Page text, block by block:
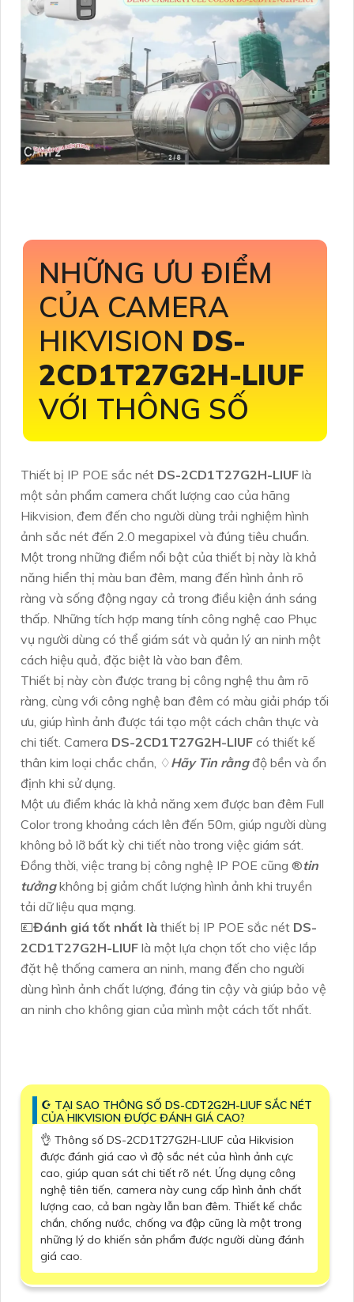
NHỮNG ƯU ĐIỂM
CỦA CAMERA
HIKVISION DS-
2CD1T27G2H-LIUF
VỚI THÔNG SỐ
Thiết bị IP POE sắc nét DS-2CD1T27G2H-LIUF là
một sản phẩm camera chất lượng cao của hãng
Hikvision, đem đến cho người dùng trải nghiệm hình
ảnh sắc nét đến 2.0 megapixel và đúng tiêu chuẩn.
Một trong những điểm nổi bật của thiết bị này là khả
năng hiển thị màu ban đêm, mang đến hình ảnh rõ
ràng và sống động ngay cả trong điều kiện ánh sáng
thấp. Những tích hợp mang tính công nghệ cao Phục
vụ người dùng có thể giám sát và quản lý an ninh một
cách hiệu quả, đặc biệt là vào ban đêm.
Thiết bị này còn được trang bị công nghệ thu âm rõ
ràng, cùng với công nghệ ban đêm có màu giải pháp tối
ưu, giúp hình ảnh được tái tạo một cách chân thực và
chi tiết. Camera DS-2CD1T27G2H-LIUF có thiết kế
thân kim loại chắc chắn, ♢Hãy Tin rằngđộ bền và ổn
định khi sử dụng.
Một ưu điểm khác là khả năng xem được ban đêm Full
Color trong khoảng cách lên đến 50m, giúp người dùng
không bỏ lỡ bất kỳ chi tiết nào trong việc giám sát.
Đồng thời, việc trang bị công nghệ IP POE cũng ®️tin
tưởngkhông bị giảm chất lượng hình ảnh khi truyền
tải dữ liệu qua mạng.
💷Đánh giá tốt nhất là thiết bị IP POE sắc nét DS-
2CD1T27G2H-LIUF là một lựa chọn tốt cho việc lắp
đặt hệ thống camera an ninh, mang đến cho người
dùng hình ảnh chất lượng, đáng tin cậy và giúp bảo vệ
an ninh cho không gian của mình một cách tốt nhất.
☪ TẠI SAO THÔNG SỐ DS-CDT2G2H-LIUF SẮC NÉT
CỦA HIKVISION ĐƯỢC ĐÁNH GIÁ CAO?
👌 Thông số DS-2CD1T27G2H-LIUF của Hikvision
được đánh giá cao vì độ sắc nét của hình ảnh cực
cao, giúp quan sát chi tiết rõ nét. Ứng dụng công
nghệ tiên tiến, camera này cung cấp hình ảnh chất
lượng cao, cả ban ngày lẫn ban đêm. Thiết kế chắc
chắn, chống nước, chống va đập cũng là một trong
những lý do khiến sản phẩm được người dùng đánh
giá cao.